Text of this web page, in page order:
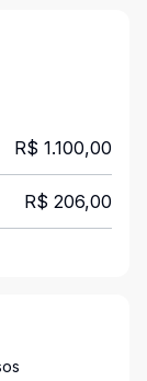
R$ 1.100,00
R$ 206,00